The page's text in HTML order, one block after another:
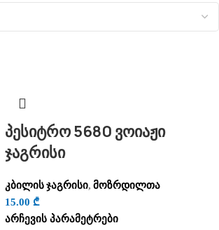
პესიტრო 5680 ვოიაჟი
ჯაგრისი
კბილის ჯაგრისი, მოზრდილთა
15.00 ₾
არჩევის პარამეტრები